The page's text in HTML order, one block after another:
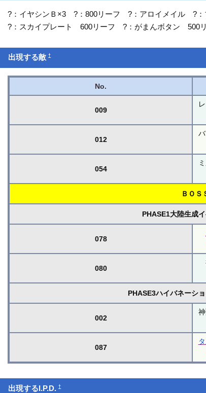
?：イヤシンＢ×3 ?：800リーフ ?：アロイメイル ?
?：スカイプレート 600リーフ ?：がまんボタン 500
出現する敵†
No.
009
012
054
ＢＯＳ
PHASE1大陸生成
078
080
PHASE3ハイバネーシ
002
087
出現するI.P.D.†